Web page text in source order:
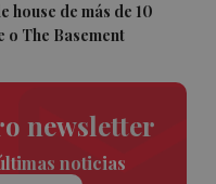
house de más de 10
o The Basement
newsletter
noticias